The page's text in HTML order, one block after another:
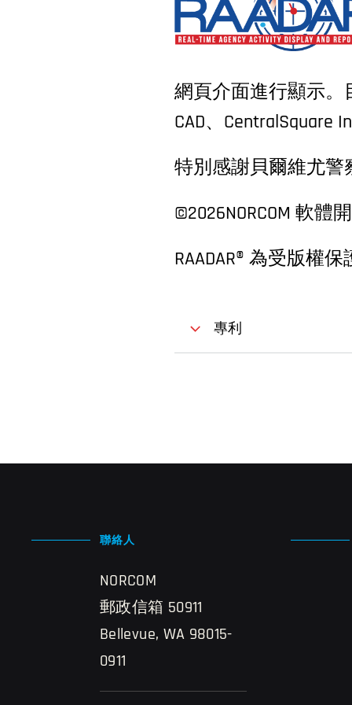
網頁介面進行顯示。
CAD、CentralSquare
特別感謝貝爾維尤警
©2026NORCOM 軟體
RAADAR® 為受版權
專利
聯絡人
NORCOM
郵政信箱 50911
Bellevue, WA 98015-
0911